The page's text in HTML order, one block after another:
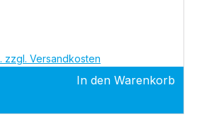
zzgl. Versandkosten
In den Warenkorb